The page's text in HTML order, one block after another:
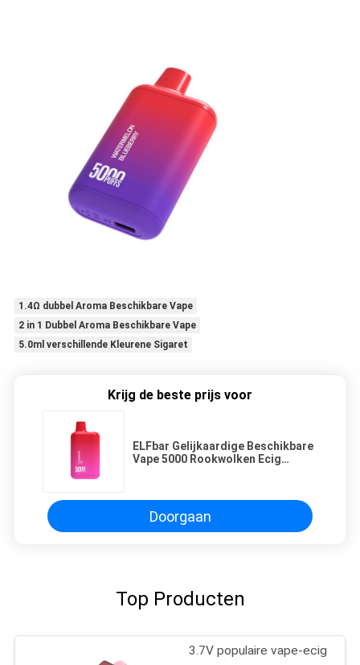
1.4Ω dubbel Aroma Beschikbare Vape
2 in 1 Dubbel Aroma Beschikbare Vape
5.0ml verschillende Kleurene Sigaret
Krijg de beste prijs voor
ELFbar Gelijkaardige Beschikbare
Vape 5000 Rookwolken Ecig
Doorgaan
Top Producten
3.7V populaire vape-ecig